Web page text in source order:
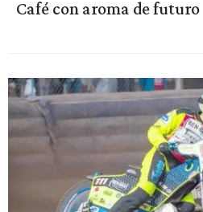
Café con aroma de futuro